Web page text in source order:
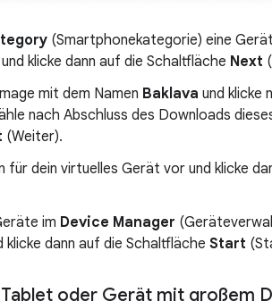
(Smartphonekategorie) eine
klicke dann auf die Schaltfläche Next
mit dem Namen Baklava und klicke
nach Abschluss des Downloads
(Weiter).
für dein virtuelles Gerät vor und klicke
im Device Manager
dann auf die Schaltfläche Start
oder Gerät mit großem